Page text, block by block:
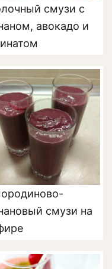
смузи с
авокадо и
смузи на